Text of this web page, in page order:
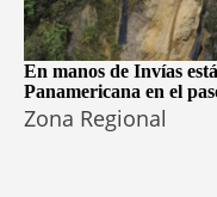
En manos de Invías
Panamericana en el
Zona Regional